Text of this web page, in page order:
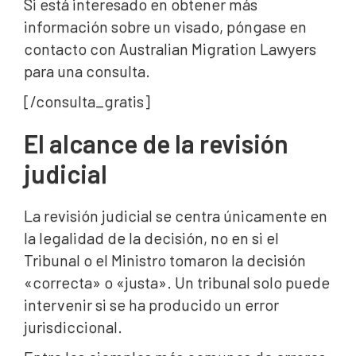
información sobre un visado, póngase en
contacto con Australian Migration Lawyers
para una consulta.
[/consulta_gratis]
El alcance de la revisión
judicial
La revisión judicial se centra únicamente en
la legalidad de la decisión, no en si el
Tribunal o el Ministro tomaron la decisión
«correcta» o «justa». Un tribunal solo puede
intervenir si se ha producido un error
jurisdiccional.